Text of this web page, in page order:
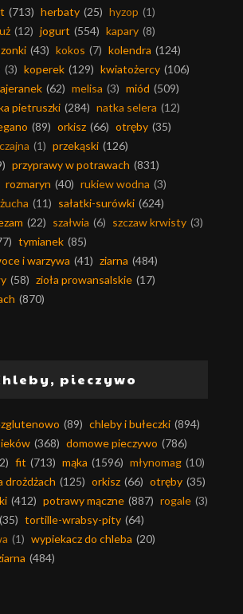
(713) herbaty (25) hyzop (1)
(12) jogurt (554) kapary (8)
(43) kokos (7) kolendra (124)
(3) koperek (129) kwiatożercy (106)
(62) melisa (3) miód (509)
pietruszki (284) natka selera (12)
(89) orkisz (66) otręby (35)
(1) przekąski (126)
przyprawy w potrawach (831)
rozmaryn (40) rukiew wodna (3)
(11) sałatki-surówki (624)
(22) szałwia (6) szczaw krwisty (3)
tymianek (85)
i warzywa (41) ziarna (484)
(58) zioła prowansalskie (17)
(870)
pieczywo
(89) chleby i bułeczki (894)
(368) domowe pieczywo (786)
fit (713) mąka (1596) młynomag (10)
drożdżach (125) orkisz (66) otręby (35)
(412) potrawy mączne (887) rogale (3)
(35) tortille-wrabsy-pity (64)
(1) wypiekacz do chleba (20)
(484)